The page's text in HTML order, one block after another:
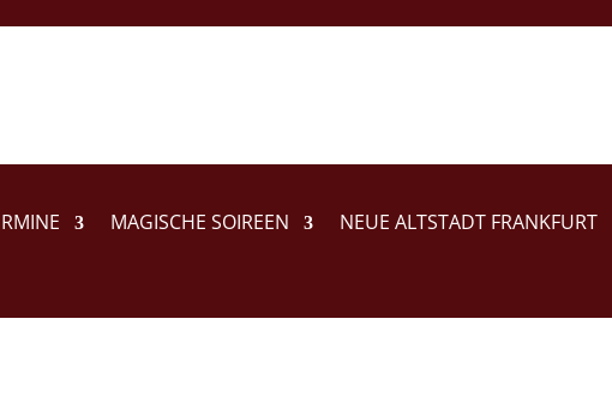
MAGISCHE SOIREEN NEUE ALTSTADT FRANKFURT